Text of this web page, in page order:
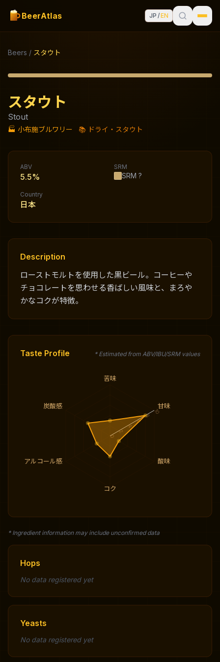
BeerAtlas JP /EN
Beers / スタウト
スタウト
Stout
🏭 小布施ブルワリー 📚 ドライ・スタウト
ABV
5.5%
SRM
SRM ?
Country
日本
Description
ローストモルトを使用した黒ビール。コーヒーや
チョコレートを思わせる香ばしい風味と、まろや
かなコクが特徴。
Taste Profile * Estimated from ABV/IBU/SRM values
苦味
甘味
酸味
コク
アルコール感
炭酸感
0
2
4
6
8
10
* Ingredient information may include unconfirmed data
Hops
No data registered yet
Yeasts
No data registered yet